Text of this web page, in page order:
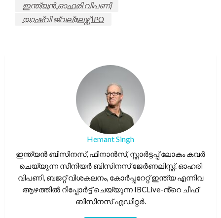
ഇന്ത്യൻ ഓഹരി വിപണി
യാഷ്വി ജ്വല്ലേഴ്സ് IPO
Hemant Singh
ഇന്ത്യൻ ബിസിനസ്, ഫിനാൻസ്, സ്റ്റാർട്ടപ്പ് ലോകം കവർ
ചെയ്യുന്ന സീനിയർ ബിസിനസ് ജേർണലിസ്റ്റ്. ഓഹരി
വിപണി, ബജറ്റ് വിശകലനം, കോർപ്പറേറ്റ് ഇന്ത്യ എന്നിവ
ആഴത്തിൽ റിപ്പോർട്ട് ചെയ്യുന്ന IBCLive-ൻ്റെ ചീഫ്
ബിസിനസ് എഡിറ്റർ.